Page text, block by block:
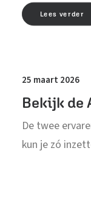
Lees verder
25 maart 2026
Bekijk de
De twee
kun je zó